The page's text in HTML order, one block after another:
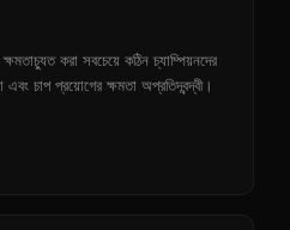
করা সবচেয়ে কঠিন চ্যাম্পিয়নদের
চাপ প্রয়োগের ক্ষমতা অপ্রতিদ্বন্দ্বী।